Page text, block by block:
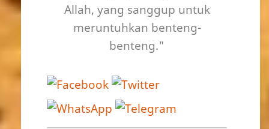
Allah, yang sanggup untuk
meruntuhkan benteng-
benteng."